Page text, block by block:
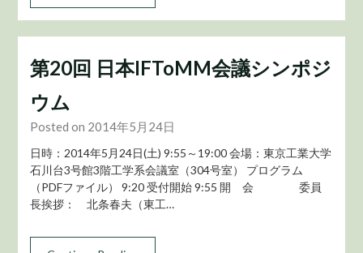
第20回 日本IFToMM会議シンポジ
ウム
Posted on 2014年5月24日
日時：2014年5月24日(土) 9:55～19:00 会場：東京工業大学
石川台3号館3階工学系会議室（304号室） プログラム
（PDFファイル） 9:20 受付開始 9:55 開 会 委員
長挨拶： 北条春夫（東工…